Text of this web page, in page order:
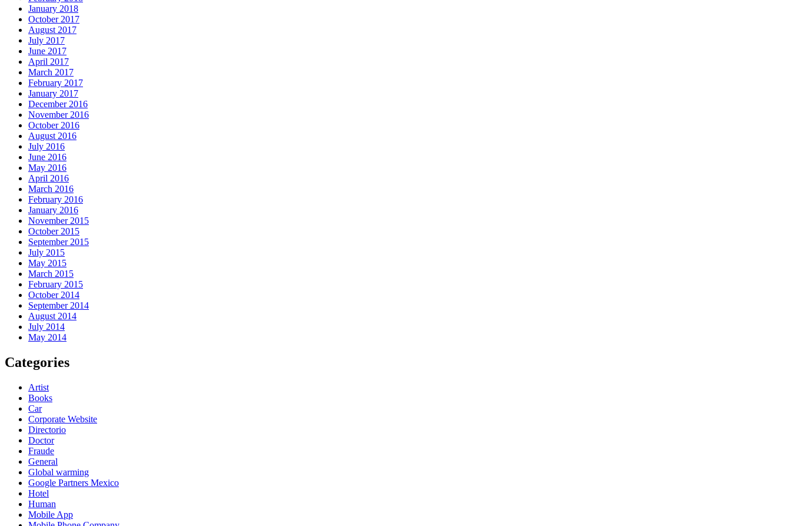
January 2018
October 2017
August 2017
July 2017
June 2017
April 2017
March 2017
February 2017
January 2017
December 2016
November 2016
October 2016
August 2016
July 2016
June 2016
May 2016
April 2016
March 2016
February 2016
January 2016
November 2015
October 2015
September 2015
July 2015
May 2015
March 2015
February 2015
October 2014
September 2014
August 2014
July 2014
May 2014
Categories
Artist
Books
Car
Corporate Website
Directorio
Doctor
Fraude
General
Global warming
Google Partners Mexico
Hotel
Human
Mobile App